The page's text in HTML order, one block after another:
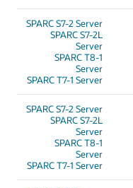
SPARC S7-2 Server
SPARC S7-2L
Server
SPARC T8-1
Server
SPARC T7-1 Server
SPARC S7-2 Server
SPARC S7-2L
Server
SPARC T8-1
Server
SPARC T7-1 Server